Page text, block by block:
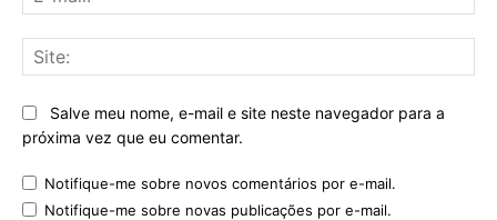
Salve meu nome, e-mail e site neste navegador para a
próxima vez que eu comentar.
Notifique-me sobre novos comentários por e-mail.
Notifique-me sobre novas publicações por e-mail.